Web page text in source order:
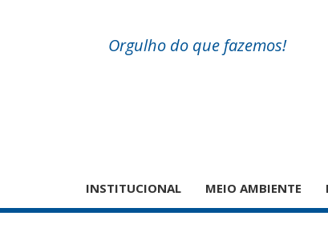
Orgulho do que fazemos!
INSTITUCIONAL MEIO AMBIENTE